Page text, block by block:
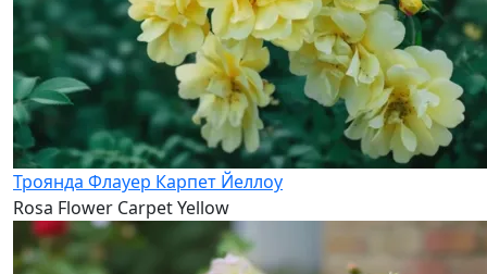
Троянда Флауер Карпет Йеллоу
Rosa Flower Carpet Yellow